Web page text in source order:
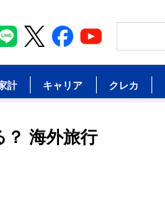
計 キャリア クレカ
？ 海外旅行